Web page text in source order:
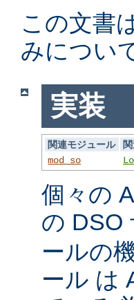
この文書
みについ
実装
関連モジュール
mod_so
個々の
の DSO
ールの
ール は